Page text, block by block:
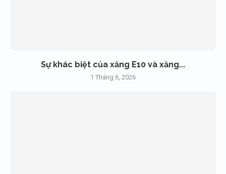
Sự khác biệt của xăng E10 và xăng...
1 Tháng 6, 2026